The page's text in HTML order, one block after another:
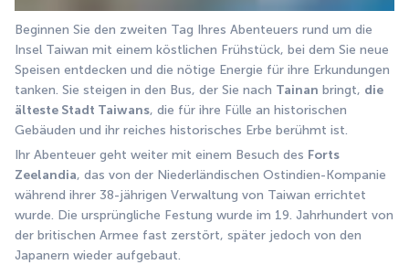
Beginnen Sie den zweiten Tag Ihres Abenteuers rund um die
Insel Taiwan mit einem köstlichen Frühstück, bei dem Sie neue
Speisen entdecken und die nötige Energie für ihre Erkundungen
tanken. Sie steigen in den Bus, der Sie nach Tainan bringt, die
älteste Stadt Taiwans, die für ihre Fülle an historischen
Gebäuden und ihr reiches historisches Erbe berühmt ist.
Ihr Abenteuer geht weiter mit einem Besuch des Forts
Zeelandia, das von der Niederländischen Ostindien-Kompanie
während ihrer 38-jährigen Verwaltung von Taiwan errichtet
wurde. Die ursprüngliche Festung wurde im 19. Jahrhundert von
der britischen Armee fast zerstört, später jedoch von den
Japanern wieder aufgebaut.